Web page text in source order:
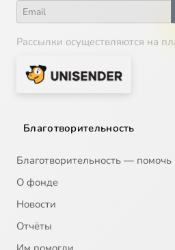
Рассылки осуществляются на
Благотворительность
Благотворительность —
О фонде
Новости
Отчёты